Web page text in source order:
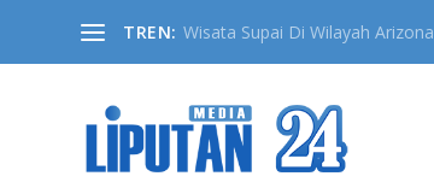
TREN: Wisata Supai Di Wilayah